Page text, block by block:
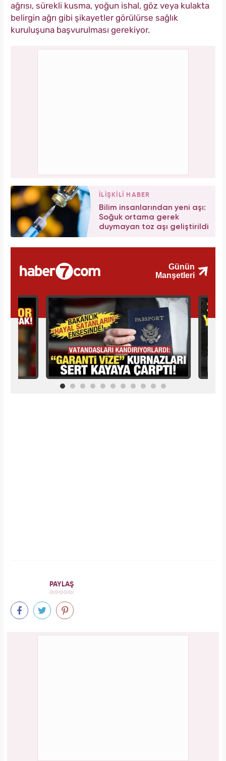
ağrısı, sürekli kusma, yoğun ishal, göz veya kulakta
belirgin ağrı gibi şikayetler görülürse sağlık
kuruluşuna başvurulması gerekiyor.
İLİŞKİLİ HABER
Bilim insanlarından yeni aşı:
Soğuk ortama gerek
duymayan toz aşı geliştirildi